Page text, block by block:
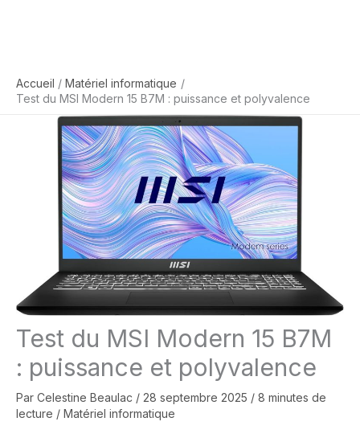
Accueil
Matériel informatique
Test du MSI Modern 15 B7M : puissance et polyvalence
Test du MSI Modern 15 B7M
: puissance et polyvalence
Par Celestine Beaulac / 28 septembre 2025 / 8 minutes de
lecture / Matériel informatique